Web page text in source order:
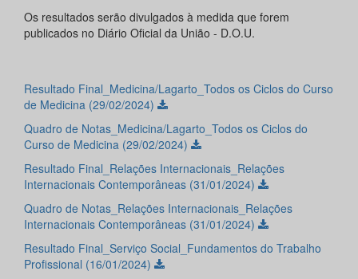
Os resultados serão divulgados à medida que forem
publicados no Diário Oficial da União - D.O.U.
Resultado Final_Medicina/Lagarto_Todos os Ciclos do Curso
de Medicina (29/02/2024)
Quadro de Notas_Medicina/Lagarto_Todos os Ciclos do
Curso de Medicina (29/02/2024)
Resultado Final_Relações Internacionais_Relações
Internacionais Contemporâneas (31/01/2024)
Quadro de Notas_Relações Internacionais_Relações
Internacionais Contemporâneas (31/01/2024)
Resultado Final_Serviço Social_Fundamentos do Trabalho
Profissional (16/01/2024)